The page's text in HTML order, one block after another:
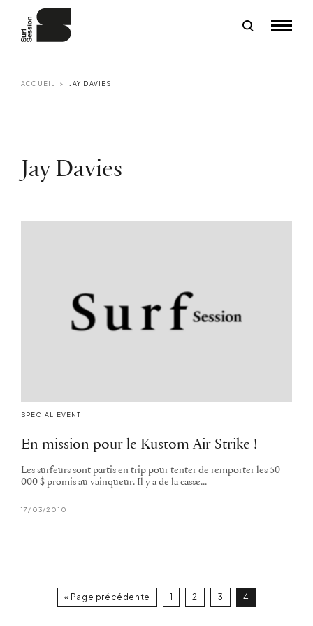
ACCUEIL JAY DAVIES
Jay Davies
SPECIAL EVENT
En mission pour le Kustom Air Strike !
Les surfeurs sont partis en trip pour tenter de remporter les 50
000 $ promis au vainqueur. Il y a de la casse...
17/03/2010
« Page précédente 1 2 3 4